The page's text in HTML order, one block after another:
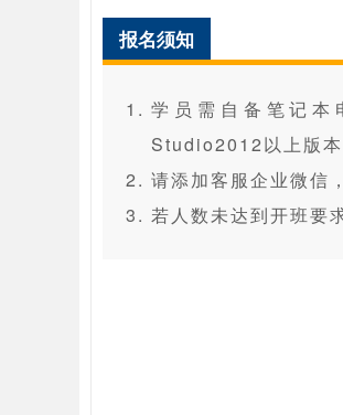
报名须知
学员需自备笔记
Studio2012以上版本
请添加客服企业微信
若人数未达到开班要